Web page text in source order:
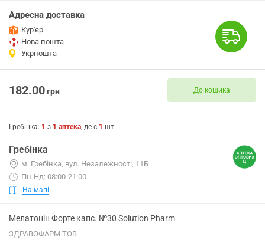
Адресна доставка
Кур'єр
Нова пошта
Укрпошта
182.00грн До кошика
Гребінка: 1 з 1 аптека, де є 1 шт.
Гребінка
м. Гребінка, вул. Незалежності, 11Б
Пн-Нд: 08:00-21:00
На мапі
Мелатонін Форте капс. №30 Solution Pharm
ЗДРАВОФАРМ ТОВ